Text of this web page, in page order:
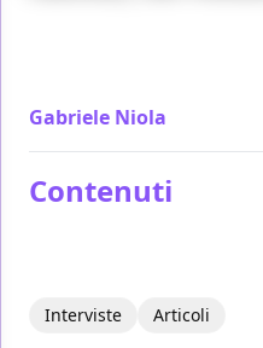
Gabriele Niola
Contenuti
Interviste Articoli